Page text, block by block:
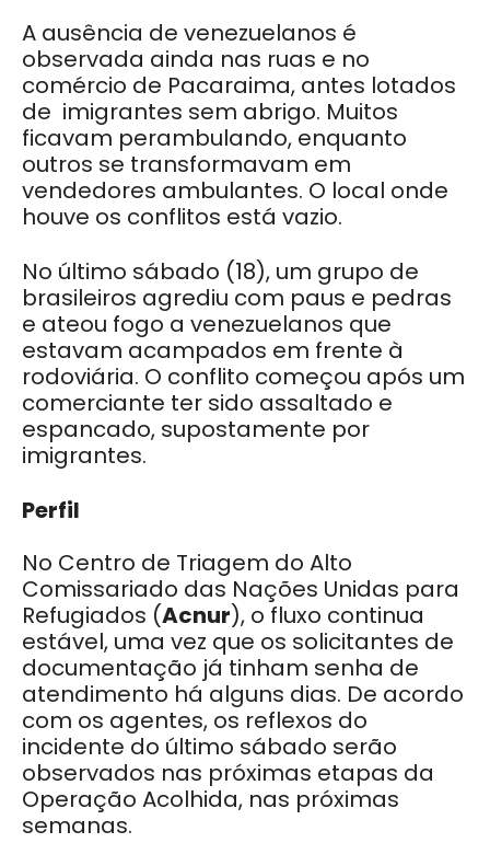
A ausência de venezuelanos é
observada ainda nas ruas e no
comércio de Pacaraima, antes lotados
de imigrantes sem abrigo. Muitos
ficavam perambulando, enquanto
outros se transformavam em
vendedores ambulantes. O local onde
houve os conflitos está vazio.
No último sábado (18), um grupo de
brasileiros agrediu com paus e pedras
e ateou fogo a venezuelanos que
estavam acampados em frente à
rodoviária. O conflito começou após um
comerciante ter sido assaltado e
espancado, supostamente por
imigrantes.
Perfil
No Centro de Triagem do Alto
Comissariado das Nações Unidas para
Refugiados (Acnur), o fluxo continua
estável, uma vez que os solicitantes de
documentação já tinham senha de
atendimento há alguns dias. De acordo
com os agentes, os reflexos do
incidente do último sábado serão
observados nas próximas etapas da
Operação Acolhida, nas próximas
semanas.